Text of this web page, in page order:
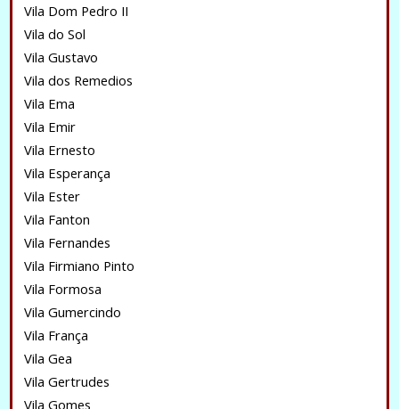
Vila Dom Pedro II
Vila do Sol
Vila Gustavo
Vila dos Remedios
Vila Ema
Vila Emir
Vila Ernesto
Vila Esperança
Vila Ester
Vila Fanton
Vila Fernandes
Vila Firmiano Pinto
Vila Formosa
Vila Gumercindo
Vila França
Vila Gea
Vila Gertrudes
Vila Gomes